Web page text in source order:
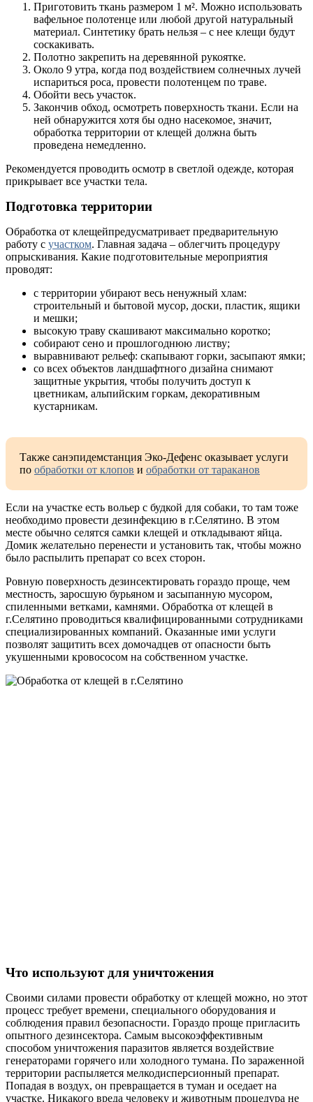
Приготовить ткань размером 1 м². Можно использовать
вафельное полотенце или любой другой натуральный
материал. Синтетику брать нельзя – с нее клещи будут
соскакивать.
Полотно закрепить на деревянной рукоятке.
Около 9 утра, когда под воздействием солнечных лучей
испариться роса, провести полотенцем по траве.
Обойти весь участок.
Закончив обход, осмотреть поверхность ткани. Если на
ней обнаружится хотя бы одно насекомое, значит,
обработка территории от клещей должна быть
проведена немедленно.
Рекомендуется проводить осмотр в светлой одежде, которая
прикрывает все участки тела.
Подготовка территории
Обработка от клещейпредусматривает предварительную
работу с участком. Главная задача – облегчить процедуру
опрыскивания. Какие подготовительные мероприятия
проводят:
с территории убирают весь ненужный хлам:
строительный и бытовой мусор, доски, пластик, ящики
и мешки;
высокую траву скашивают максимально коротко;
собирают сено и прошлогоднюю листву;
выравнивают рельеф: скапывают горки, засыпают ямки;
со всех объектов ландшафтного дизайна снимают
защитные укрытия, чтобы получить доступ к
цветникам, альпийским горкам, декоративным
кустарникам.
Также санэпидемстанция Эко-Дефенс оказывает услуги
по обработки от клопов и обработки от тараканов
Если на участке есть вольер с будкой для собаки, то там тоже
необходимо провести дезинфекцию в г.Селятино. В этом
месте обычно селятся самки клещей и откладывают яйца.
Домик желательно перенести и установить так, чтобы можно
было распылить препарат со всех сторон.
Ровную поверхность дезинсектировать гораздо проще, чем
местность, заросшую бурьяном и засыпанную мусором,
спиленными ветками, камнями. Обработка от клещей в
г.Селятино проводиться квалифицированными сотрудниками
специализированных компаний. Оказанные ими услуги
позволят защитить всех домочадцев от опасности быть
укушенными кровососом на собственном участке.
Что используют для уничтожения
Своими силами провести обработку от клещей можно, но этот
процесс требует времени, специального оборудования и
соблюдения правил безопасности. Гораздо проще пригласить
опытного дезинсектора. Самым высокоэффективным
способом уничтожения паразитов является воздействие
генераторами горячего или холодного тумана. По зараженной
территории распыляется мелкодисперсионный препарат.
Попадая в воздух, он превращается в туман и оседает на
участке. Никакого вреда человеку и животным процедура не